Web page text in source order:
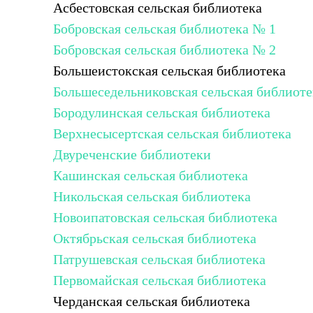
Асбестовская сельская библиотека
Бобровская сельская библиотека № 1
Бобровская сельская библиотека № 2
Большеистокская сельская библиотека
Большеседельниковская сельская
Бородулинская сельская библиотека
Верхнесысертская сельская библиотека
Двуреченские библиотеки
Кашинская сельская библиотека
Никольская сельская библиотека
Новоипатовская сельская библиотека
Октябрьская сельская библиотека
Патрушевская сельская библиотека
Первомайская сельская библиотека
Черданская сельская библиотека